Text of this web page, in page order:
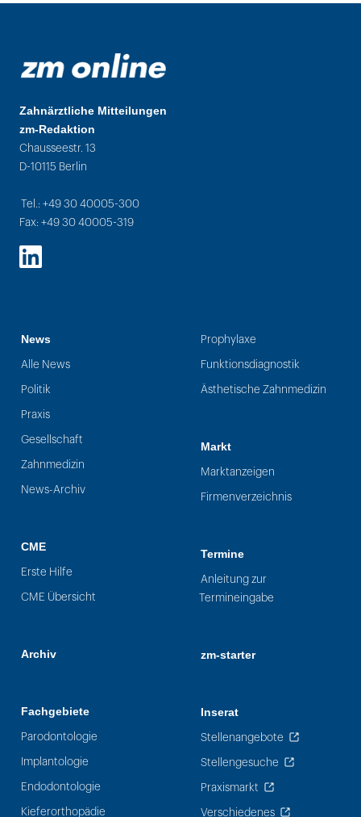
Zahnärztliche Mitteilungen
zm-Redaktion
Chausseestr. 13
D-10115 Berlin
Tel.: +49 30 40005-300
Fax: +49 30 40005-319
LinkedIn
News
Alle News
Politik
Praxis
Gesellschaft
Zahnmedizin
News-Archiv
CME
Erste Hilfe
CME Übersicht
Archiv
Fachgebiete
Parodontologie
Implantologie
Endodontologie
Kieferorthopädie
Prophylaxe
Funktionsdiagnostik
Ästhetische Zahnmedizin
Markt
Marktanzeigen
Firmenverzeichnis
Termine
Anleitung zur
Termineingabe
zm-starter
Inserat
Stellenangebote
Stellengesuche
Praxismarkt
Verschiedenes